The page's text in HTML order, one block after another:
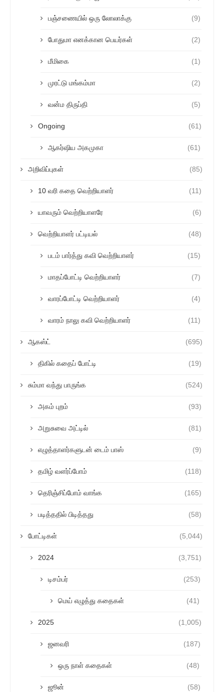
பஞ்சணையில் ஒரு லோலாக்கு (9)
போதுமா எனக்கான பெயர்கள் (2)
மீமிகை (1)
முரட்டு மங்கம்மா (2)
வன்ம திருப்தி (5)
Ongoing (61)
ஆகர்ஷிய அகமுகா (61)
அறிவிப்புகள் (85)
10 வரி கதை வெற்றியாளர் (11)
யாவரும் வெற்றியாளரே (6)
வெற்றியாளர் பட்டியல் (48)
படம் பார்த்து கவி வெற்றியாளர் (15)
மாதப்போட்டி வெற்றியாளர் (7)
வாரப்போட்டி வெற்றியாளர் (4)
வாரம் நாலு கவி வெற்றியாளர் (11)
ஆகஸ்ட் (695)
திகில் கதைப் போட்டி (19)
சும்மா வந்து பாருங்க (524)
அகம் புறம் (93)
அறுசுவை அட்டில் (81)
எழுத்தாளர்களுடன் டைம் பாஸ் (9)
தமிழ் வளர்ப்போம் (118)
தெரிஞ்சிப்போம் வாங்க (165)
படித்ததில் பிடித்தது (58)
போட்டிகள் (5,044)
2024 (3,751)
டிசம்பர் (253)
மெய் எழுத்து கதைகள் (41)
2025 (1,005)
ஜனவரி (187)
ஒரு நாள் கதைகள் (48)
ஜூன் (58)